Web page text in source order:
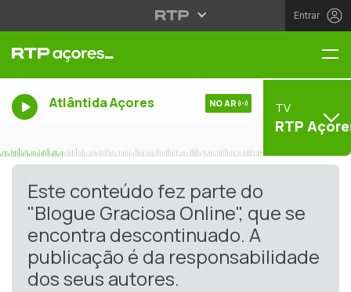
Entrar
Atlântida Açores NO AR TV
RTP
Este conteúdo fez parte do
"Blogue Graciosa Online", que se
encontra descontinuado. A
publicação é da responsabilidade
dos seus autores.